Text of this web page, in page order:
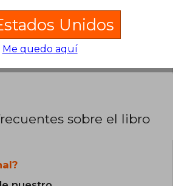
0% (0)
0% (0)
0% (0)
sobre el libro
Unidos
Me quedo aquí